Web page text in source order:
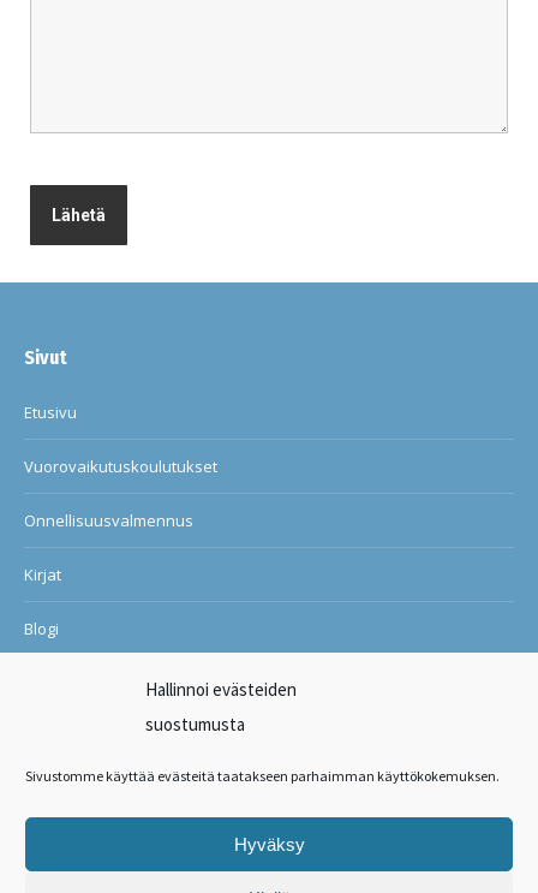
Hallinnoi evästeiden
suostumusta
Sivustomme käyttää evästeitä taatakseen parhaimman käyttökokemuksen.
Hyväksy
Sivut
Etusivu
Vuorovaikutuskoulutukset
Onnellisuusvalmennus
Kirjat
Blogi
Ilon ja onnellisuuden kuntosali
Suosituksia asiakkailtani
Facebook
X LinkedinInstagram